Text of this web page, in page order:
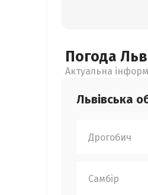
Погода
Актуальна
Львівська
Дрогобич
Самбір